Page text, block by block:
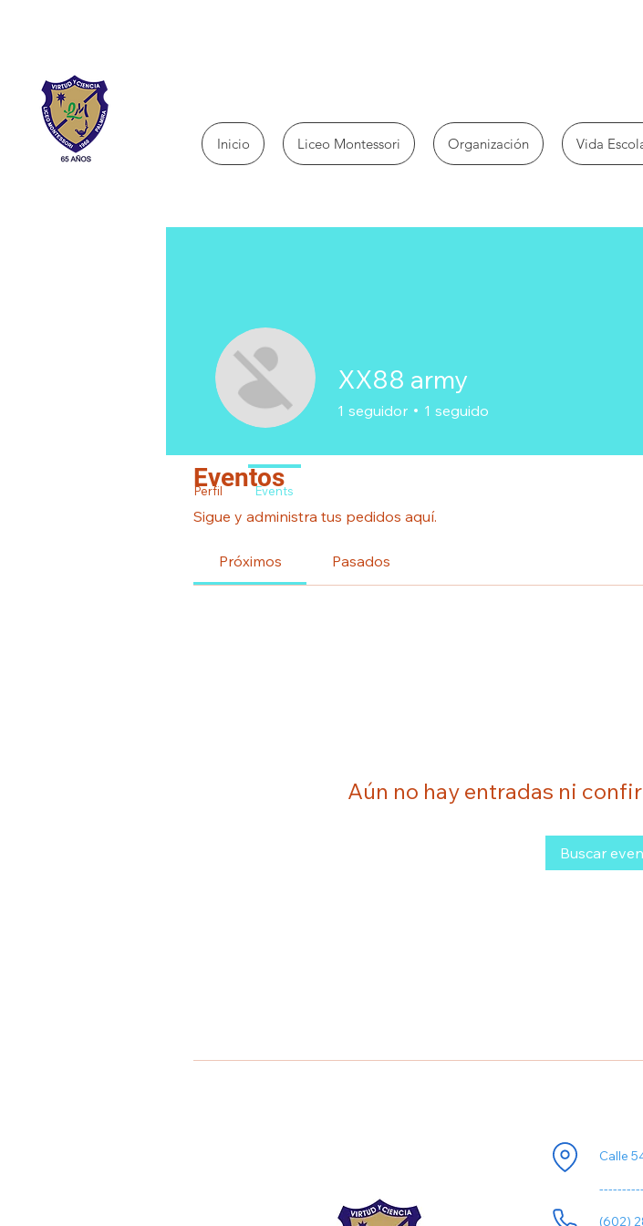
Inicio Liceo Montessori Organización Vida
Eventos
Sigue y administra tus pedidos aquí.
Próximos Pasados
Aún no hay entradas ni
Buscar
XX88 army
1 seguidor 1 seguido
Perfil Events
Calle
(602)